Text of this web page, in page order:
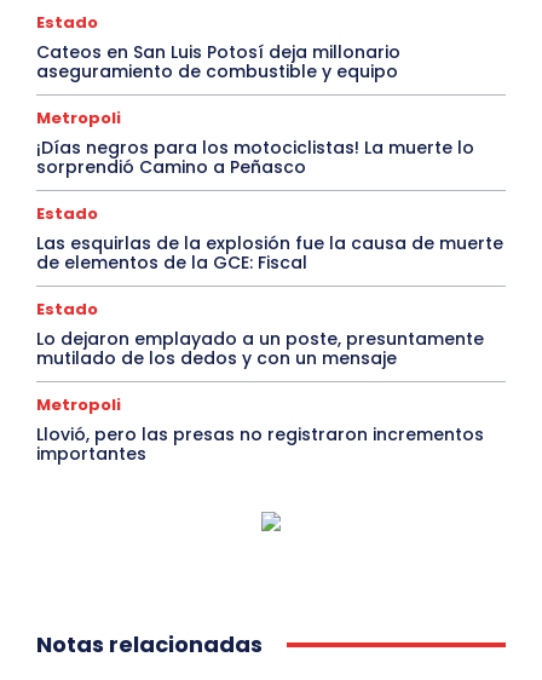
Estado
Cateos en San Luis Potosí deja millonario
aseguramiento de combustible y equipo
Metropoli
¡Días negros para los motociclistas! La muerte lo
sorprendió Camino a Peñasco
Estado
Las esquirlas de la explosión fue la causa de muerte
de elementos de la GCE: Fiscal
Estado
Lo dejaron emplayado a un poste, presuntamente
mutilado de los dedos y con un mensaje
Metropoli
Llovió, pero las presas no registraron incrementos
importantes
Notas relacionadas